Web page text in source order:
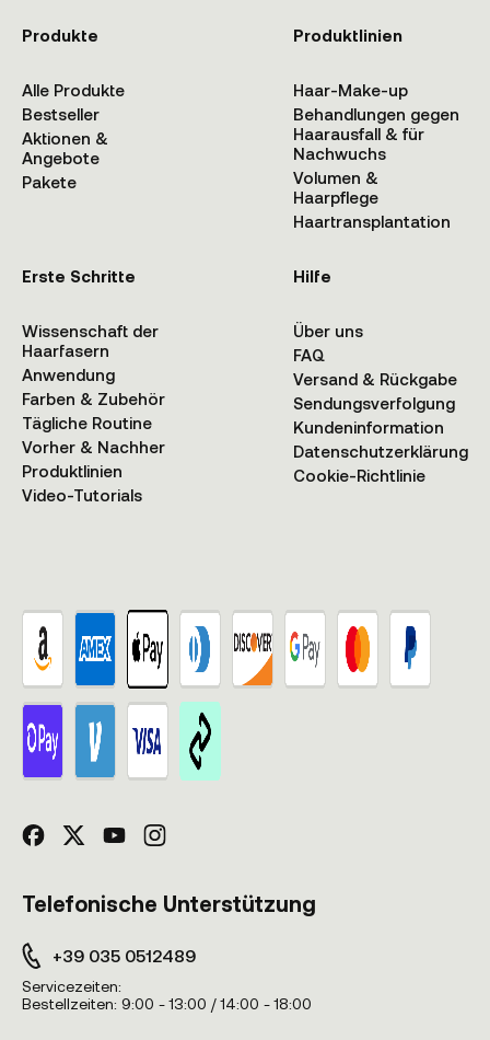
Produkte
Alle Produkte
Bestseller
Aktionen &
Angebote
Pakete
Produktlinien
Haar-Make-up
Behandlungen gegen
Haarausfall & für
Nachwuchs
Volumen &
Haarpflege
Haartransplantation
Erste Schritte
Wissenschaft der
Haarfasern
Anwendung
Farben & Zubehör
Tägliche Routine
Vorher & Nachher
Produktlinien
Video-Tutorials
Hilfe
Über uns
FAQ
Versand & Rückgabe
Sendungsverfolgung
Kundeninformation
Datenschutzerklärung
Cookie-Richtlinie
Telefonische Unterstützung
+39 035 0512489
Servicezeiten:
Bestellzeiten: 9:00 - 13:00 / 14:00 - 18:00